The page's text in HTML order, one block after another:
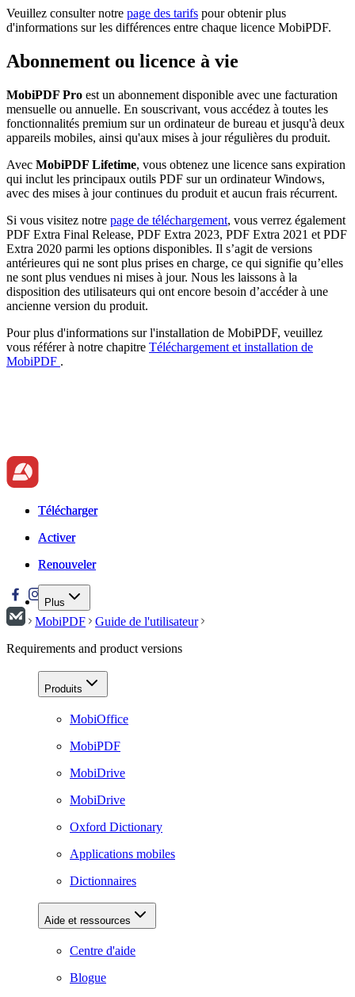
Veuillez consulter notre page des tarifs pour obtenir plus
d'informations sur les différences entre chaque licence MobiPDF.
Abonnement ou licence à vie
MobiPDF Pro est un abonnement disponible avec une facturation
mensuelle ou annuelle. En souscrivant, vous accédez à toutes les
fonctionnalités premium sur un ordinateur de bureau et jusqu'à deux
appareils mobiles, ainsi qu'aux mises à jour régulières du produit.
Avec MobiPDF Lifetime, vous obtenez une licence sans expiration
qui inclut les principaux outils PDF sur un ordinateur Windows,
avec des mises à jour continues du produit et aucun frais récurrent.
Si vous visitez notre page de téléchargement, vous verrez également
PDF Extra Final Release, PDF Extra 2023, PDF Extra 2021 et PDF
Extra 2020 parmi les options disponibles. Il s’agit de versions
antérieures qui ne sont plus prises en charge, ce qui signifie qu’elles
ne sont plus vendues ni mises à jour. Nous les laissons à la
disposition des utilisateurs qui ont encore besoin d’accéder à une
ancienne version du produit.
Pour plus d'informations sur l'installation de MobiPDF, veuillez
vous référer à notre chapitre Téléchargement et installation de
MobiPDF .
Télécharger
Activer
Renouveler
Plus
Télécharger
Activer
Renouveler
MobiPDF
Guide de l'utilisateur
Requirements and product versions
Produits
MobiOffice
MobiPDF
MobiDrive
MobiDrive
Oxford Dictionary
Applications mobiles
Dictionnaires
Aide et ressources
Centre d'aide
Blogue